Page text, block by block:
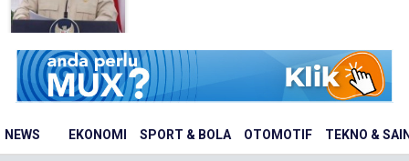
NEWS EKONOMI SPORT & BOLA OTOMOTIF TEKNO &